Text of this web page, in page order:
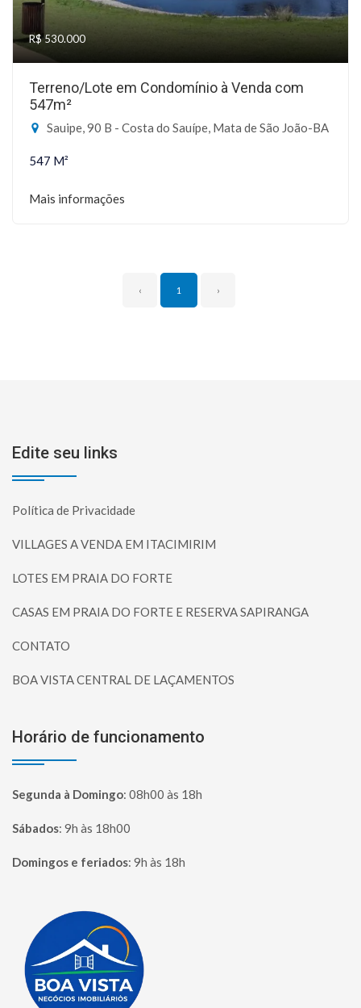
R$ 530.000
Terreno/Lote em Condomínio à Venda com
547m²
Sauipe, 90 B - Costa do Sauípe, Mata de São João-BA
547 M²
Mais informações
‹ 1 ›
Edite seu links
Política de Privacidade
VILLAGES A VENDA EM ITACIMIRIM
LOTES EM PRAIA DO FORTE
CASAS EM PRAIA DO FORTE E RESERVA SAPIRANGA
CONTATO
BOA VISTA CENTRAL DE LAÇAMENTOS
Horário de funcionamento
Segunda à Domingo: 08h00 às 18h
Sábados: 9h às 18h00
Domingos e feriados: 9h às 18h
Página inicial